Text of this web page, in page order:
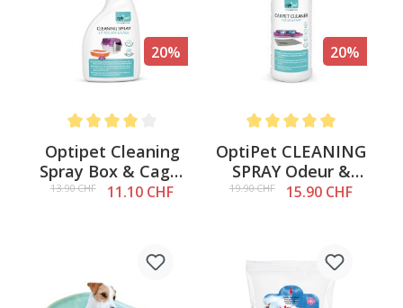
20%
Optipet Cleaning
Spray Box & Cage,
500ml
13.90 CHF 11.10 CHF
20%
OptiPet CLEANING
SPRAY Odeur &
Tache, 1l
19.90 CHF 15.90 CHF